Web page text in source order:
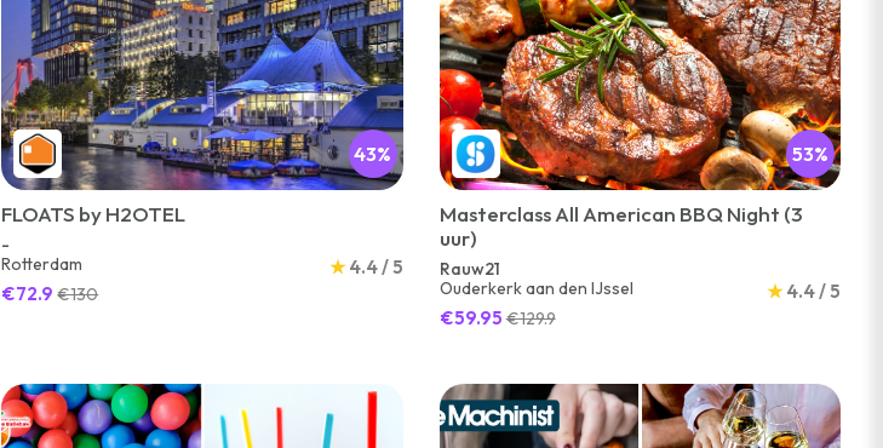
43%
FLOATS by H2OTEL
-
Rotterdam
★ 4.4 / 5
€72.9€130
53%
Masterclass All American BBQ Night (3
uur)
Rauw21
Ouderkerk aan den IJssel
★ 4.4 / 5
€59.95€129.9